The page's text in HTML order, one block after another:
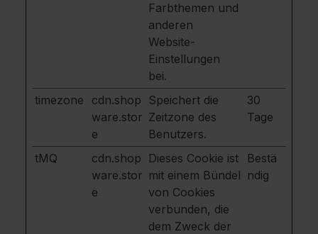
Farbthemen und
anderen
Website-
Einstellungen
bei.
timezone
cdn.shop
ware.stor
e
Speichert die
Zeitzone des
Benutzers.
30
Tage
tMQ
cdn.shop
ware.stor
e
Dieses Cookie ist
mit einem Bündel
von Cookies
verbunden, die
dem Zweck der
Bestä
ndig